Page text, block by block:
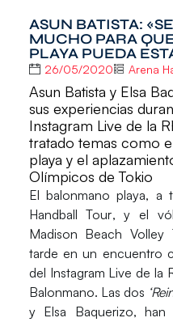
ASUN BATISTA:
MUCHO PARA
PLAYA PUEDA
26/05/2020 Arena
Asun Batista y Elsa
sus experiencias
Instagram Live de la
tratado temas como
playa y el
Olímpicos de Tokio
Elbalonmano playa, a
Handball Tour, y el
Madison Beach Volley
tarde en un encuentro
del Instagram Live de la
Balonmano. Las dos
y Elsa Baquerizo,